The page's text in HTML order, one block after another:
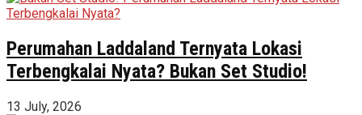
Perumahan Laddaland Ternyata Lokasi
Terbengkalai Nyata? Bukan Set Studio!
13 July, 2026